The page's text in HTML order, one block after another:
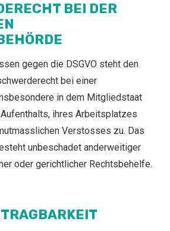
BEI DER
gegen die DSGVO steht den
bei einer
in dem Mitgliedstaat
ihres Arbeitsplatzes
Verstosses zu. Das
unbeschadet anderweitiger
oder gerichtlicher Rechtsbehelfe.